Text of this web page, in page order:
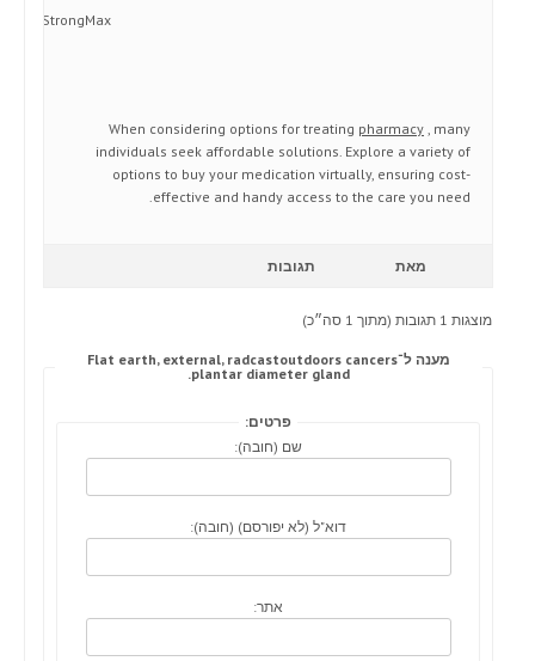
StrongMax
When considering options for treating pharmacy , many
individuals seek affordable solutions. Explore a variety of
options to buy your medication virtually, ensuring cost-
effective and handy access to the care you need.
מאת תגובות
מוצגות 1 תגובות (מתוך 1 סה״כ)
מענה ל־Flat earth, external, radcastoutdoors cancers
plantar diameter gland.
פרטים:
שם (חובה):
דוא"ל (לא יפורסם) (חובה):
אתר: